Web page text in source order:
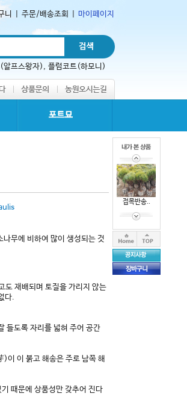
니 주문/배송조회 마이페이지
알프스왕자), 플럼코트(하모니)
무에 비하여 많이 생성되는 것
도 재배되며 토질을 가리지 않는
다.
들도록 자리를 넓혀 주어 공간
이 이 붉고 해송은 주로 남쪽 해
때문에 상품성만 갖추어 진다
접목반송..